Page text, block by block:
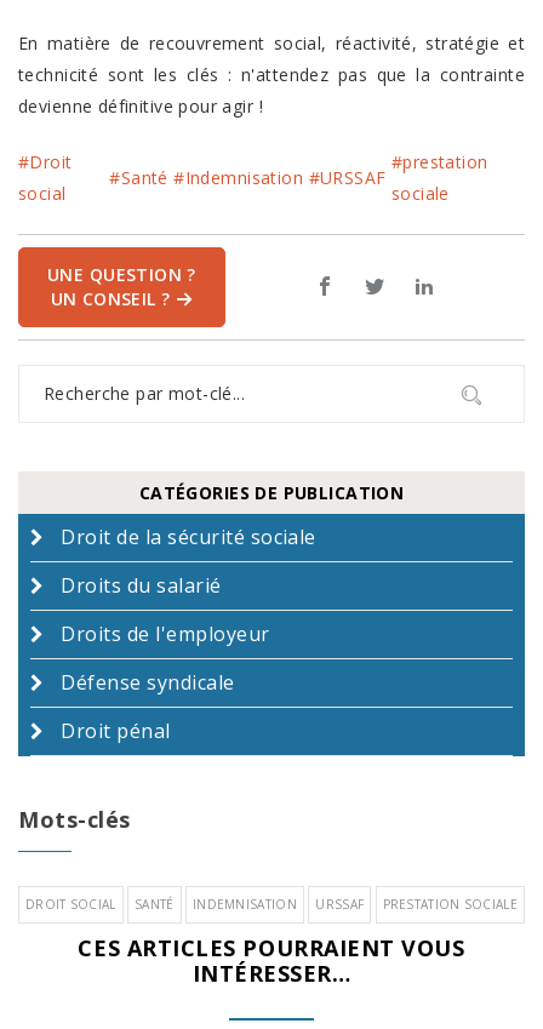
En matière de recouvrement social, réactivité, stratégie et
technicité sont les clés : n'attendez pas que la contrainte
devienne définitive pour agir !
#Droit
social
#Santé #Indemnisation #URSSAF
#prestation
sociale
UNE QUESTION ?
UN CONSEIL ?
CATÉGORIES DE PUBLICATION
Droit de la sécurité sociale
Droits du salarié
Droits de l'employeur
Défense syndicale
Droit pénal
Mots-clés
DROIT SOCIAL SANTÉ INDEMNISATION URSSAF PRESTATION SOCIALE
CES ARTICLES POURRAIENT VOUS
INTÉRESSER…